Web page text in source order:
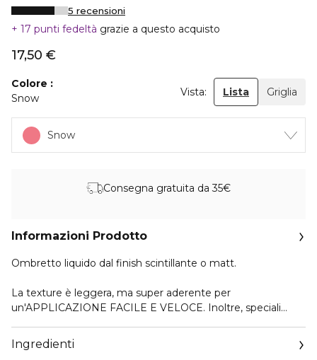
5 recensioni
17 punti fedeltà grazie a questo acquisto
17,50 €
Colore
Snow
Vista: Lista Griglia
Snow
Consegna gratuita da 35€
Informazioni Prodotto
Ombretto liquido dal finish scintillante o matt.
La texture è leggera, ma super aderente per
un'APPLICAZIONE FACILE E VELOCE. Inoltre, speciali
SFUMABILITÀ.
Ingredienti